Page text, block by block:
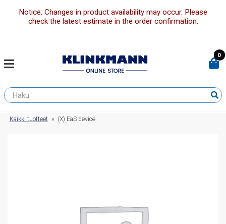
Notice: Changes in product availability may occur. Please
check the latest estimate in the order confirmation.
0
Kaikki tuotteet » (X) EaS device